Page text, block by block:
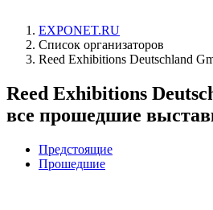
EXPONET.RU
Список организаторов
Reed Exhibitions Deutschland
Reed Exhibitions
все прошедшие
Предстоящие
Прошедшие